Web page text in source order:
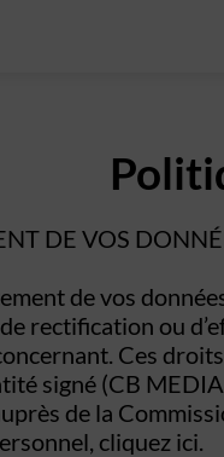
DE VOS
de vos
rectification ou
Ces
signé (CB
de la
cliquez ici.